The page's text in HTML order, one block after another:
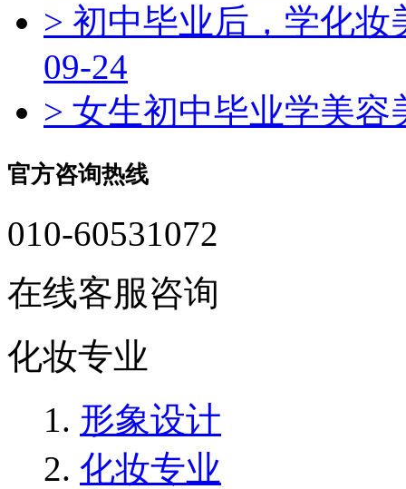
> 初中毕业后，学化
09-24
> 女生初中毕业学美
官方咨询热线
010-60531072
在线客服咨询
化妆专业
形象设计
化妆专业